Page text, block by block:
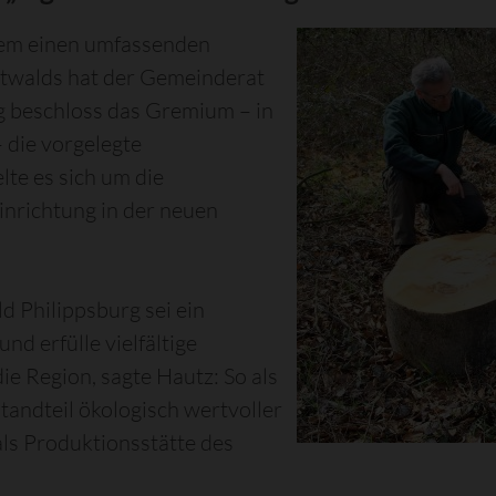
einen umfassenden
hat der Gemeinderat
das Gremium – in
vorgelegte
es sich um die
in der neuen
Philippsburg sei ein
erfülle vielfältige
Region, sagte Hautz: So als
ökologisch wertvoller
Produktionsstätte des